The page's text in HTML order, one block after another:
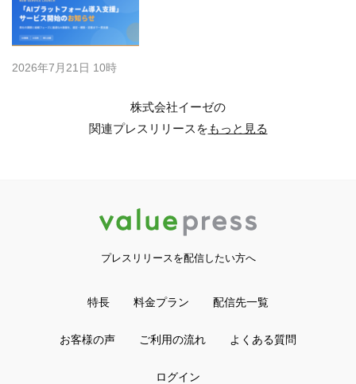
2026年7月21日 10時
株式会社イーゼの
関連プレスリリースをもっと見る
プレスリリースを配信したい方へ
特長 料金プラン 配信先一覧
お客様の声 ご利用の流れ よくある質問
ログイン